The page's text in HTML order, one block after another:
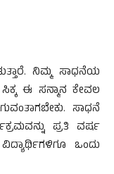
ನಿಮ್ಮ ಸಾಧನೆಯ
ಈ ಸನ್ಮಾನ ಕೇವಲ
ಸಾಧನೆ
ಪ್ರತಿ ವರ್ಷ
ಒಂದು